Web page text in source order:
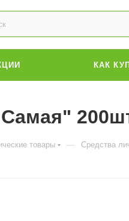
КАК
товары — Средства